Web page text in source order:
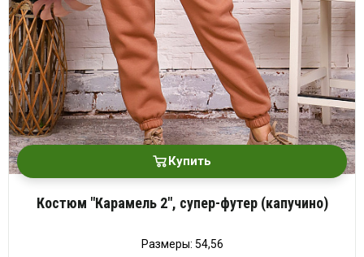
Купить
Костюм "Карамель 2", супер-футер (капучино)
Размеры: 54,56